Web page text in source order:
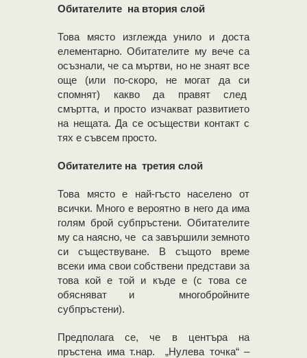
Обитателите на втория слой
Това място изглежда унило и доста
елементарно. Обитателите му вече са
осъзнали, че са мъртви, но не знаят все
още (или по-скоро, не могат да си
спомнят) какво да правят след
смъртта, и просто изчакват развитието
на нещата. Да се осъществи контакт с
тях е съвсем просто.
Обитателите на третия слой
Това място е най-гъсто населено от
всички. Много е вероятно в него да има
голям брой субпръстени. Обитателите
му са наясно, че са завършили земното
си съществуване. В същото време
всеки има свои собствени представи за
това кой е той и къде е (с това се
обясняват и многобройните
субпръстени).
Предполага се, че в центъра на
пръстена има т.нар. „Нулева точка“ –